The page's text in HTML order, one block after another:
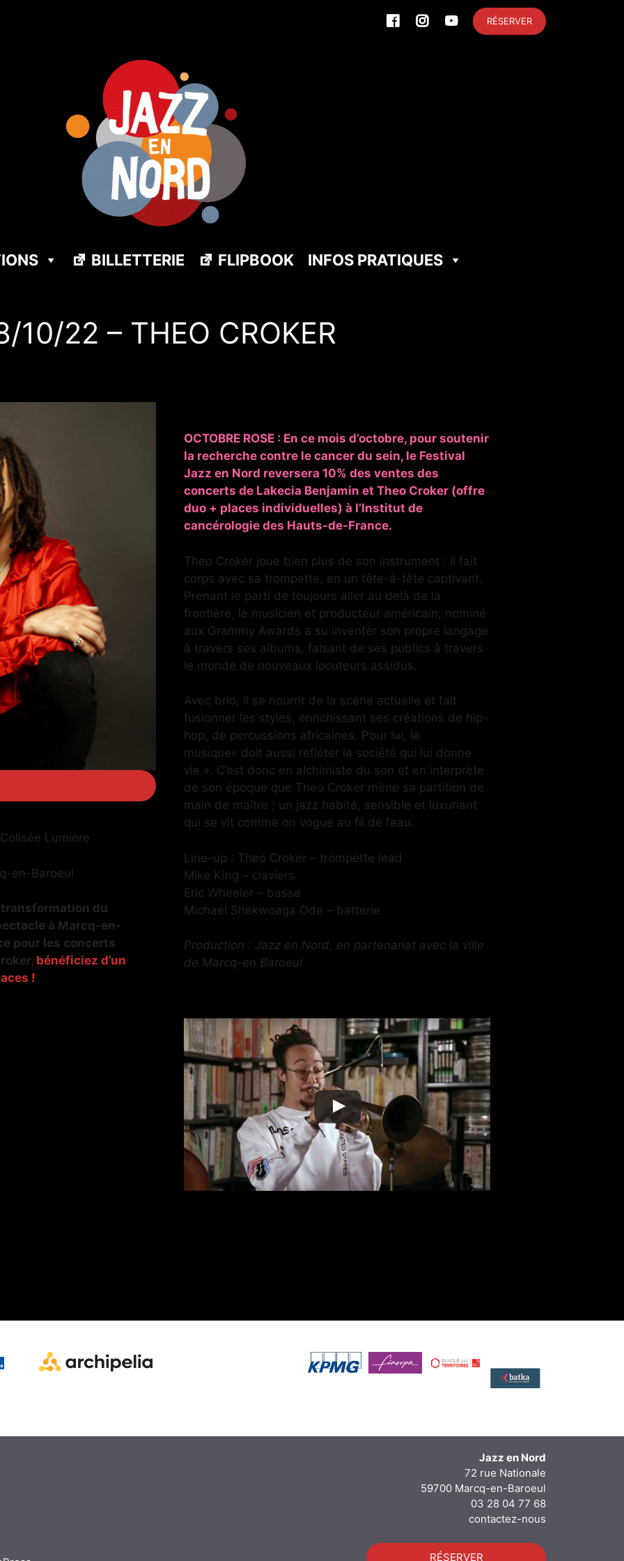
RÉSERVER
BILLETTERIE FLIPBOOK INFOS PRATIQUES
10/22 – THEO CROKER
Lumière
en-Baroeul
transformation du
à Marcq-en-
pour les concerts
bénéficiez d’un
!
OCTOBRE ROSE : En ce mois d’octobre, pour soutenir
la recherche contre le cancer du sein, le Festival
Jazz en Nord reversera 10% des ventes des
concerts de Lakecia Benjamin et Theo Croker (offre
duo + places individuelles) à l’Institut de
cancérologie des Hauts-de-France.
Theo Croker joue bien plus de son instrument : il fait
corps avec sa trompette, en un tête-à-tête captivant.
Prenant le parti de toujours aller au delà de la
frontière, le musicien et producteur américain, nominé
aux Grammy Awards a su inventer son propre langage
à travers ses albums, faisant de ses publics à travers
le monde de nouveaux locuteurs assidus.
Avec brio, il se nourrit de la scène actuelle et fait
fusionner les styles, enrichissant ses créations de hip-
hop, de percussions africaines. Pour lui, la
musique« doit aussi refléter la société qui lui donne
vie ». C’est donc en alchimiste du son et en interprète
de son époque que Theo Croker mène sa partition de
main de maître ; un jazz habité, sensible et luxuriant
qui se vit comme on vogue au fil de l’eau.
Line-up : Theo Croker – trompette lead
Mike King – claviers
Eric Wheeler – basse
Michael Shekwoaga Ode – batterie
Production : Jazz en Nord, en partenariat avec la ville
de Marcq-en Baroeul
Jazz en Nord
72 rue Nationale
59700 Marcq-en-Baroeul
03 28 04 77 68
contactez-nous
RÉSERVER